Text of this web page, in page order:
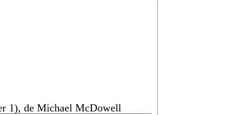
1), de Michael McDowell